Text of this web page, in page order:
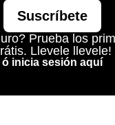
Suscríbete
Prueba los
Llevele llevele!
ó inicia sesión aquí